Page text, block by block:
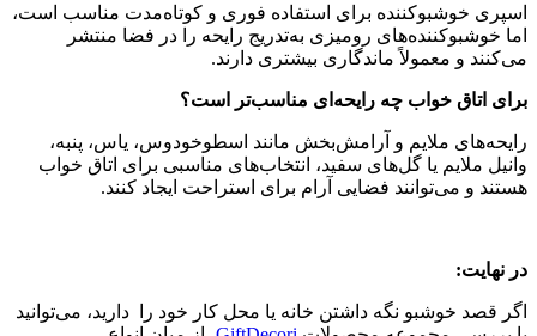
اسپری خوشبوکننده برای استفاده فوری و کوتاه‌مدت مناسب است،
اما خوشبوکننده‌های رومیزی به‌تدریج رایحه را در فضا منتشر
می‌کنند و معمولاً ماندگاری بیشتری دارند.
برای اتاق خواب چه رایحه‌ای مناسب‌تر است؟
رایحه‌های ملایم و آرامش‌بخش مانند اسطوخودوس، یاس، پنبه،
وانیل ملایم یا گل‌های سفید، انتخاب‌های مناسبی برای اتاق خواب
هستند و می‌توانند فضایی آرام برای استراحت ایجاد کنند.
در نهایت:
اگر قصد خوشبو نگه داشتن خانه یا محل کار خود را دارید، می‌توانید